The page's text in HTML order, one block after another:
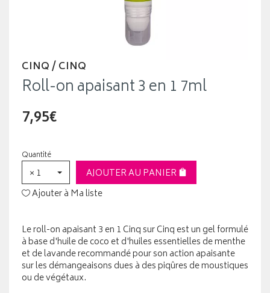
CINQ / CINQ
Roll-on apaisant 3 en 1 7ml
7,95€
Quantité
× 1
AJOUTER AU PANIER
Ajouter à Ma liste
Le roll-on apaisant 3 en 1 Cinq sur Cinq est un gel formulé
à base d'huile de coco et d'huiles essentielles de menthe
et de lavande recommandé pour son action apaisante
sur les démangeaisons dues à des piqûres de moustiques
ou de végétaux.